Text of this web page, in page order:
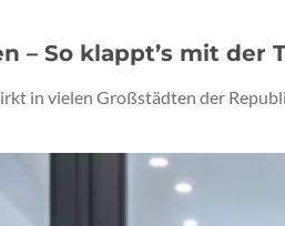
– So klappt’s mit der
in vielen Großstädten der